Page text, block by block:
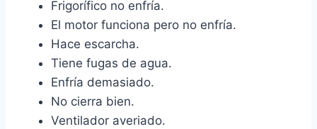
Frigorífico no enfría.
El motor funciona pero no enfría.
Hace escarcha.
Tiene fugas de agua.
Enfría demasiado.
No cierra bien.
Ventilador averiado.